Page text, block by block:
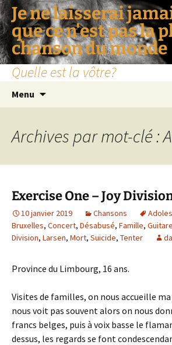
Je ne laisserai
que ce n'est pas la
chanson du monde
Quelle est la vôtre?
Menu
Archives par mot-clé :
Exercise One – Joy
10 janvier 2019 Chansons
Bruxelles, Concert, Désabusé, Famille, Guitare
Division, Larsen, Mort, Suicide, Tenter
Province du Limbourg, 16 ans.
Visites de familles, on nous accueille
nous voit pas souvent alors on nous
francs belges, puis à voix basse le
dessus, les regards se font